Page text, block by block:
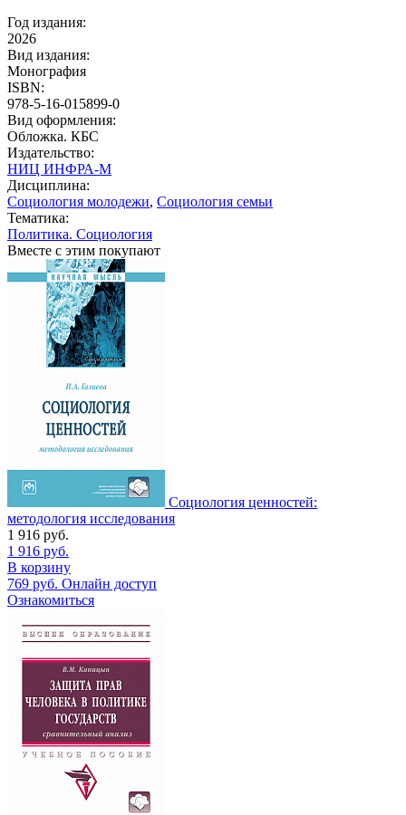
Год издания:
2026
Вид издания:
Монография
ISBN:
978-5-16-015899-0
Вид оформления:
Обложка. КБС
Издательство:
НИЦ ИНФРА-М
Дисциплина:
Социология молодежи, Социология семьи
Тематика:
Политика. Социология
Вместе с этим покупают
Социология ценностей:
методология исследования
1 916 руб.
1 916 руб.
В корзину
769 руб. Онлайн доступ
Ознакомиться